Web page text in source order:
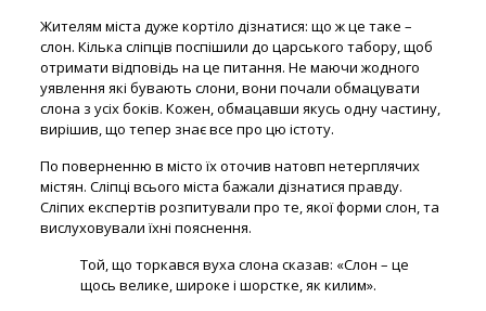
Жителям міста дуже кортіло дізнатися: що ж це таке –
слон. Кілька сліпців поспішили до царського табору, щоб
отримати відповідь на це питання. Не маючи жодного
уявлення які бувають слони, вони почали обмацувати
слона з усіх боків. Кожен, обмацавши якусь одну частину,
вирішив, що тепер знає все про цю істоту.
По поверненню в місто їх оточив натовп нетерплячих
містян. Сліпці всього міста бажали дізнатися правду.
Сліпих експертів розпитували про те, якої форми слон, та
вислуховували їхні пояснення.
Той, що торкався вуха слона сказав: «Слон – це
щось велике, широке і шорстке, як килим».